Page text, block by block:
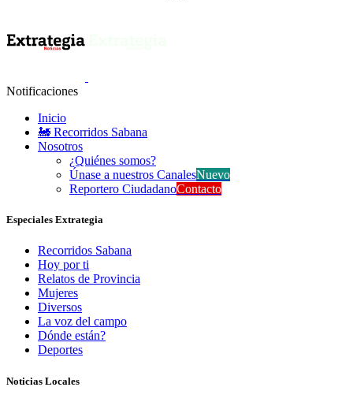
Notificaciones
Inicio
🚂 Recorridos Sabana
Nosotros
¿Quiénes somos?
Únase a nuestros CanalesNuevo
Reportero CiudadanoContacto
Especiales Extrategia
Recorridos Sabana
Hoy por ti
Relatos de Provincia
Mujeres
Diversos
La voz del campo
Dónde están?
Deportes
Noticias Locales